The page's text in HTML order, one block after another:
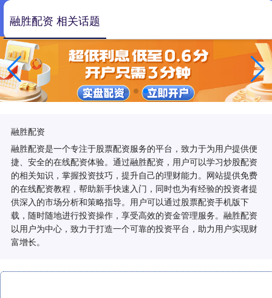
融胜配资
融胜配资是一个专注于股票配资服务的平台，致力于为用户提供便
捷、安全的在线配资体验。通过融胜配资，用户可以学习炒股配资
的相关知识，掌握投资技巧，提升自己的理财能力。网站提供免费
的在线配资教程，帮助新手快速入门，同时也为有经验的投资者提
供深入的市场分析和策略指导。用户可以通过股票配资手机版下
载，随时随地进行投资操作，享受高效的资金管理服务。融胜配资
以用户为中心，致力于打造一个可靠的投资平台，助力用户实现财
富增长。
融胜配资 相关话题